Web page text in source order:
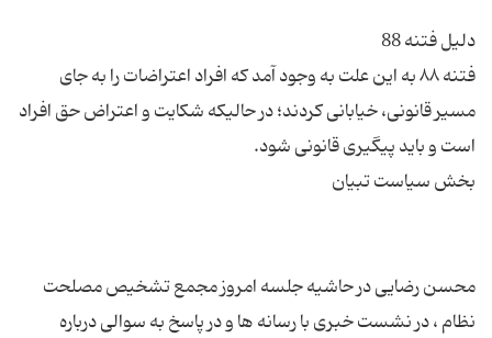
فتنه ۸۸ به این علت به وجود آمد که افراد اعتراضات را به جای
مسیر قانونی، خیابانی کردند؛ در حالیکه شکایت و اعتراض حق افراد
محسن رضایی در حاشیه جلسه امروز مجمع تشخیص مصلحت
نظام ، در نشست خبری با رسانه ها و در پاسخ به سوالی درباره